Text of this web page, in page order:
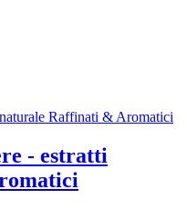
- estratti